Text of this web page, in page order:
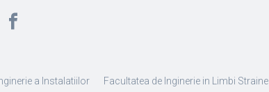
a Instalatiilor Facultatea de Inginerie in Limbi Straine